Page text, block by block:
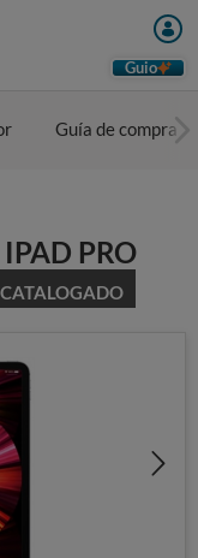
Guio
Guía de compra
PRO